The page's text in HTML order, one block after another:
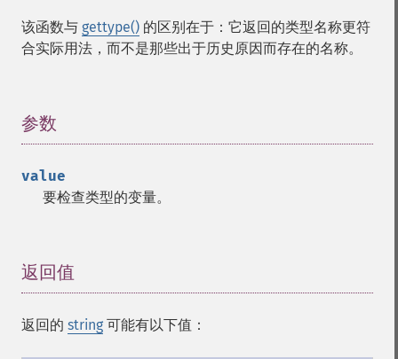
该函数与 gettype() 的区别在于：它返回的类型名称更符
合实际用法，而不是那些出于历史原因而存在的名称。
参数
value
要检查类型的变量。
返回值
返回的 string 可能有以下值：